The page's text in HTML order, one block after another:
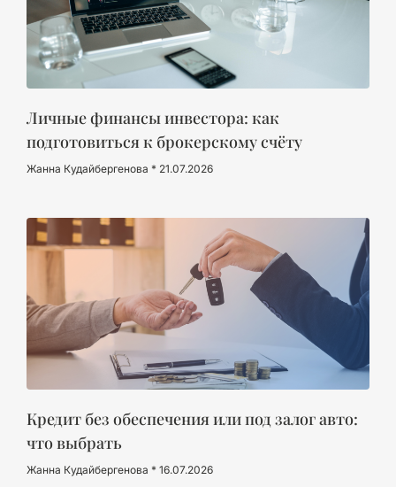
Личные финансы инвестора: как
подготовиться к брокерскому счёту
Жанна Кудайбергенова 21.07.2026
Кредит без обеспечения или под залог авто:
что выбрать
Жанна Кудайбергенова 16.07.2026